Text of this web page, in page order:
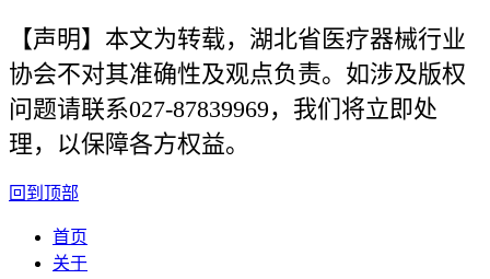
【声明】本文为转载，湖北省医疗器械行业
协会不对其准确性及观点负责。如涉及版权
问题请联系027-87839969，我们将立即处
理，以保障各方权益。
回到顶部
首页
关于